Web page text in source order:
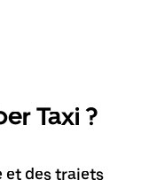
Taxi ?
et des trajets